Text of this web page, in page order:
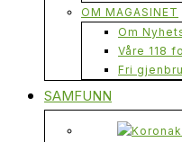
OM MAGASINET
Om
Våre 118
Fri
SAMFUNN